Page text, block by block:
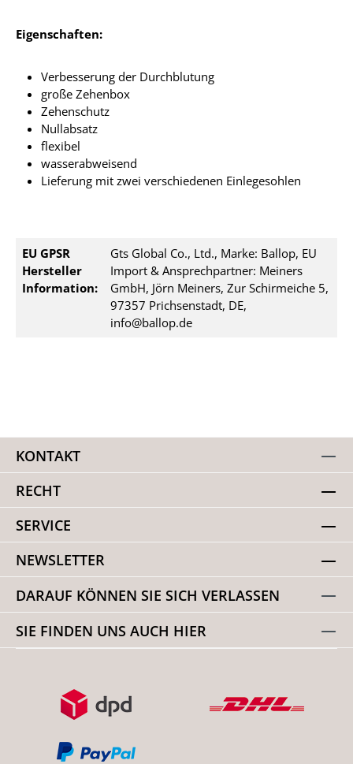
Eigenschaften:
Verbesserung der Durchblutung
große Zehenbox
Zehenschutz
Nullabsatz
flexibel
wasserabweisend
Lieferung mit zwei verschiedenen Einlegesohlen
EU GPSR
Hersteller
Information:
Gts Global Co., Ltd., Marke: Ballop, EU
Import & Ansprechpartner: Meiners
GmbH, Jörn Meiners, Zur Schirmeiche 5,
97357 Prichsenstadt, DE,
info@ballop.de
KONTAKT
RECHT
SERVICE
NEWSLETTER
DARAUF KÖNNEN SIE SICH VERLASSEN
SIE FINDEN UNS AUCH HIER